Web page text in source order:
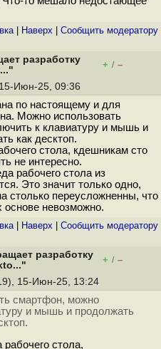
| Наверх Cообщить модератору
разработку
+ / –
Июн-25, 09:36
по настоящему и для
Можно использовать
к клавиатуру и мышь и
как десктоп.
стола, кдешникам сто
не интересно.
рабочего стола из
Это значит только одно,
столько переусложненны, что
основе невозможно.
| Наверх Cообщить модератору
разработку
+ / –
15-Июн-25, 13:24
смартфон, можно
и мышь и продолжать
стола,